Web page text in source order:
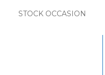
STOCK OCCASION